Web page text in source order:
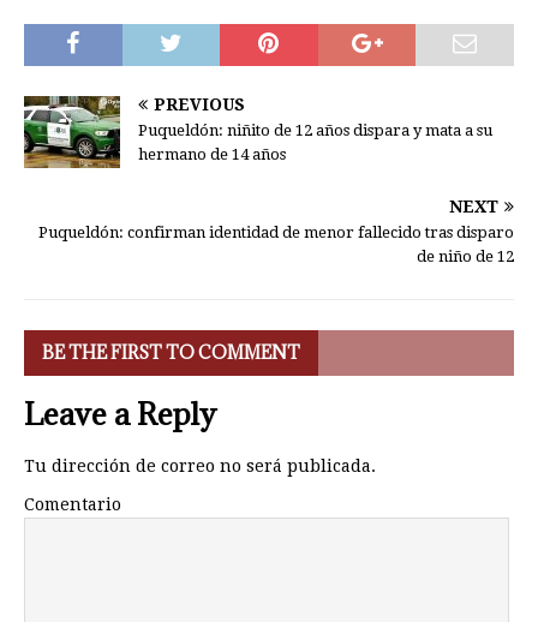
PREVIOUS
Puqueldón: niñito de 12 años dispara y mata a su
hermano de 14 años
NEXT
Puqueldón: confirman identidad de menor fallecido tras disparo
de niño de 12
BE THE FIRST TO COMMENT
Leave a Reply
Tu dirección de correo no será publicada.
Comentario